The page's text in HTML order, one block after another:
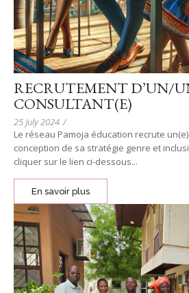
RECRUTEMENT D’UN/
CONSULTANT(E)
25 July 2024 /
Le réseau Pamoja éducation recrute
conception de sa stratégie genre et
cliquer sur le lien ci-dessous...
En savoir plus